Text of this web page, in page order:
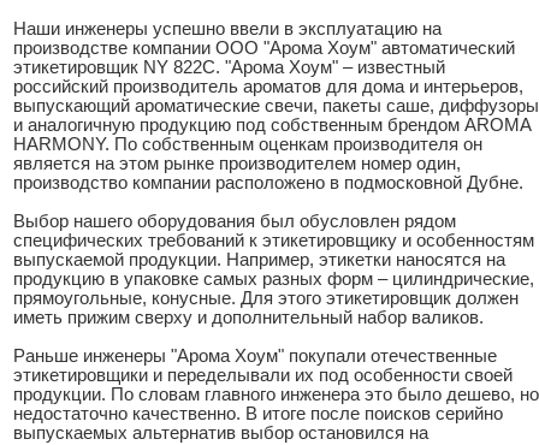
Наши инженеры успешно ввели в эксплуатацию на
производстве компании ООО "Арома Хоум" автоматический
этикетировщик NY 822C. "Арома Хоум" – известный
российский производитель ароматов для дома и интерьеров,
выпускающий ароматические свечи, пакеты саше, диффузоры
и аналогичную продукцию под собственным брендом AROMA
HARMONY. По собственным оценкам производителя он
является на этом рынке производителем номер один,
производство компании расположено в подмосковной Дубне.
Выбор нашего оборудования был обусловлен рядом
специфических требований к этикетировщику и особенностям
выпускаемой продукции. Например, этикетки наносятся на
продукцию в упаковке самых разных форм – цилиндрические,
прямоугольные, конусные. Для этого этикетировщик должен
иметь прижим сверху и дополнительный набор валиков.
Раньше инженеры "Арома Хоум" покупали отечественные
этикетировщики и переделывали их под особенности своей
продукции. По словам главного инженера это было дешево, но
недостаточно качественно. В итоге после поисков серийно
выпускаемых альтернатив выбор остановился на